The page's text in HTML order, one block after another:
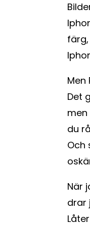
Det
du
Och
När
drar